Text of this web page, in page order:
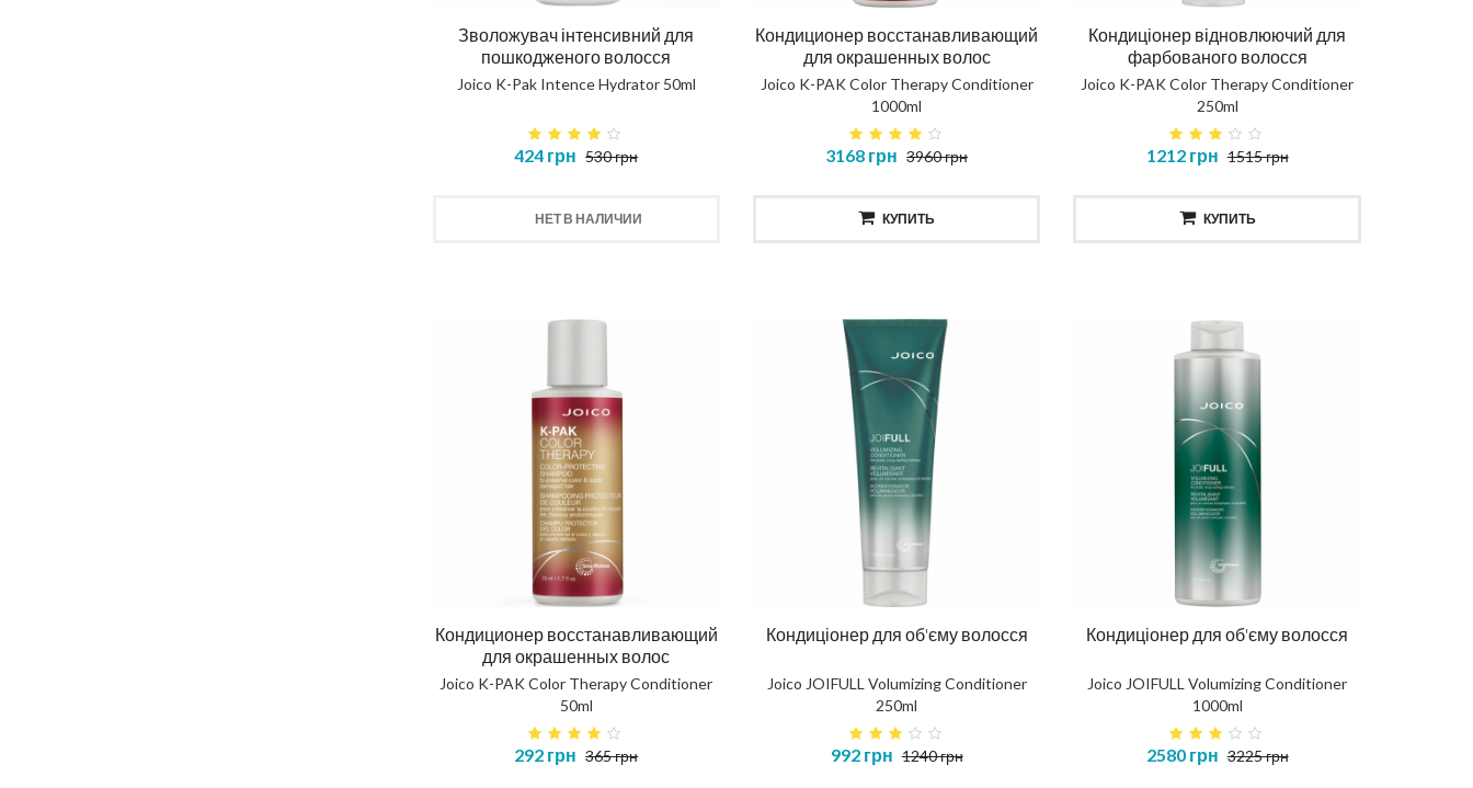
Зволожувач інтенсивний для
пошкодженого волосся
Joico K-Pak Intence Hydrator 50ml
424 грн 530 грн
НЕТ В НАЛИЧИИ
Кондиционер восстанавливающий
для окрашенных волос
Joico K-PAK Color Therapy Conditioner
1000ml
3168 грн 3960 грн
КУПИТЬ
Кондиціонер відновлюючий для
фарбованого волосся
Joico K-PAK Color Therapy Conditioner
250ml
1212 грн 1515 грн
КУПИТЬ
Кондиционер восстанавливающий
для окрашенных волос
Joico K-PAK Color Therapy Conditioner
50ml
292 грн 365 грн
Кондиціонер для об'єму волосся
Joico JOIFULL Volumizing Conditioner
250ml
992 грн 1240 грн
Кондиціонер для об'єму волосся
Joico JOIFULL Volumizing Conditioner
1000ml
2580 грн 3225 грн